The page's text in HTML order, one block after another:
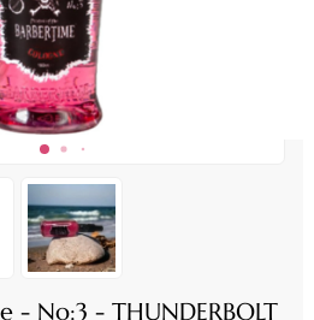
- No:3 - THUNDERBOLT